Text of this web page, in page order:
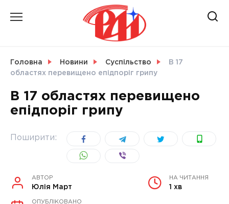
УКРАЇНА
Головна Новини Суспільство
В 17
областях перевищено епідпоріг грипу
В 17 областях перевищено
епідпоріг грипу
Поширити:
АВТОР
Юлія Март
НА ЧИТАННЯ
1 хв
ОПУБЛІКОВАНО